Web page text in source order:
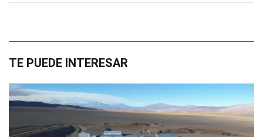
TE PUEDE INTERESAR